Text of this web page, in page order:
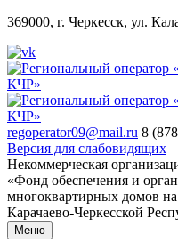
369000, г. Черкесск, ул.
regoperator09@mail.ru 8
Версия для слабовидящих
Некоммерческая
«Фонд обеспечения и
многоквартирных домов
Карачаево-Черкесской
Меню